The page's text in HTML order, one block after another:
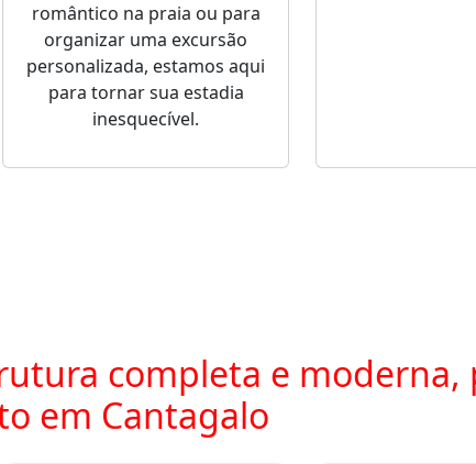
romântico na praia ou para
organizar uma excursão
personalizada, estamos aqui
para tornar sua estadia
inesquecível.
completa e
em Cantagalo